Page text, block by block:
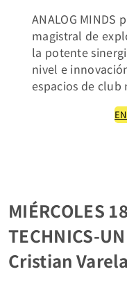
ANALOG MINDS
magistral de
la potente
nivel e
espacios de club
MIÉRCOLES
TECHNICS-
Cristian Varela